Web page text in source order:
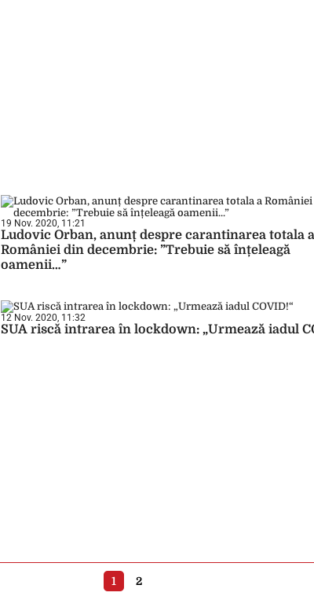
19 Nov. 2020, 11:21
Ludovic Orban, anunț despre carantinarea totala a
României din decembrie: ”Trebuie să înțeleagă
oamenii…”
12 Nov. 2020, 11:32
SUA riscă intrarea în lockdown: „Urmează iadul
1 2